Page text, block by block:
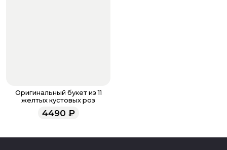
Оригинальный букет из 11
желтых кустовых роз
4490 ₽